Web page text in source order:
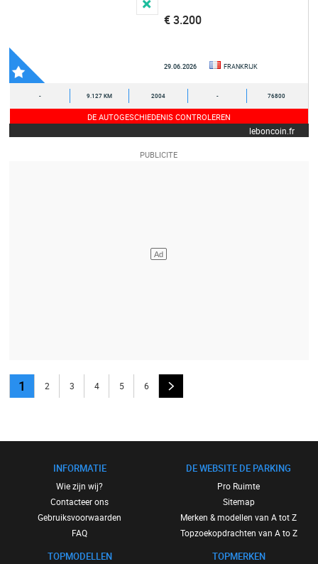
€ 3.200
29.06.2026 FRANKRIJK
- 9.127 KM 2004 - 76800
DE AUTOGESCHIEDENIS CONTROLEREN
leboncoin.fr
1 2 3 4 5 6
INFORMATIE
Wie zijn wij?
Contacteer ons
Gebruiksvoorwaarden
FAQ
TOPMODELLEN
DE WEBSITE DE PARKING
Pro Ruimte
Sitemap
Merken & modellen van A tot Z
Topzoekopdrachten van A to Z
TOPMERKEN